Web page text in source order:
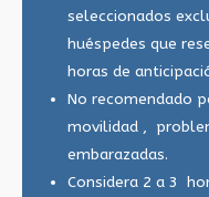
seleccionados
huéspedes que
horas de
No recomendado
movilidad ,
embarazadas.
Considera 2 a 3